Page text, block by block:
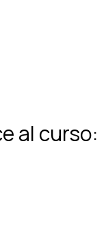
al curso: